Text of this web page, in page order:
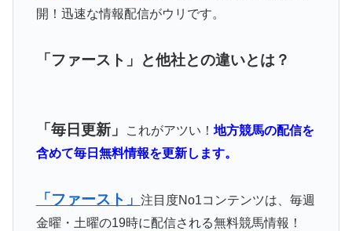
開！迅速な情報配信がウリです。
「ファースト」と他社との違いとは？
「毎日更新」 これがアツい！ 地方競馬の配信を
含めて毎日無料情報を更新します。
「ファースト」 注目度No1コンテンツは、毎週
金曜・土曜の19時に配信される無料競馬情報！